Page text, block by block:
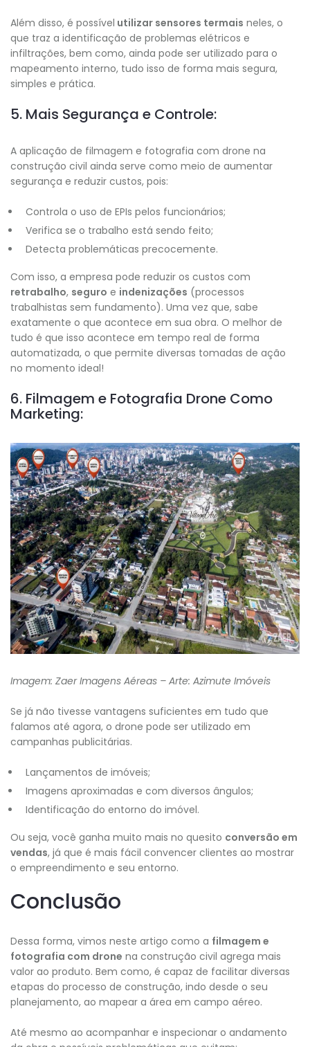
Além disso, é possível utilizar sensores termais neles, o
que traz a identificação de problemas elétricos e
infiltrações, bem como, ainda pode ser utilizado para o
mapeamento interno, tudo isso de forma mais segura,
simples e prática.
5. Mais Segurança e Controle:
A aplicação de filmagem e fotografia com drone na
construção civil ainda serve como meio de aumentar
segurança e reduzir custos, pois:
Controla o uso de EPIs pelos funcionários;
Verifica se o trabalho está sendo feito;
Detecta problemáticas precocemente.
Com isso, a empresa pode reduzir os custos com
retrabalho, seguro e indenizações (processos
trabalhistas sem fundamento). Uma vez que, sabe
exatamente o que acontece em sua obra. O melhor de
tudo é que isso acontece em tempo real de forma
automatizada, o que permite diversas tomadas de ação
no momento ideal!
6. Filmagem e Fotografia Drone Como
Marketing:
Imagem: Zaer Imagens Aéreas – Arte: Azimute Imóveis
Se já não tivesse vantagens suficientes em tudo que
falamos até agora, o drone pode ser utilizado em
campanhas publicitárias.
Lançamentos de imóveis;
Imagens aproximadas e com diversos ângulos;
Identificação do entorno do imóvel.
Ou seja, você ganha muito mais no quesito conversão em
vendas, já que é mais fácil convencer clientes ao mostrar
o empreendimento e seu entorno.
Conclusão
Dessa forma, vimos neste artigo como a filmagem e
fotografia com drone na construção civil agrega mais
valor ao produto. Bem como, é capaz de facilitar diversas
etapas do processo de construção, indo desde o seu
planejamento, ao mapear a área em campo aéreo.
Até mesmo ao acompanhar e inspecionar o andamento